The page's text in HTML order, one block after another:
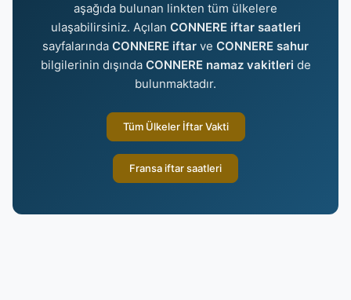
aşağıda bulunan linkten tüm ülkelere
ulaşabilirsiniz. Açılan CONNERE iftar saatleri
sayfalarında CONNERE iftar ve CONNERE sahur
bilgilerinin dışında CONNERE namaz vakitleri de
bulunmaktadır.
Tüm Ülkeler İftar Vakti
Fransa iftar saatleri